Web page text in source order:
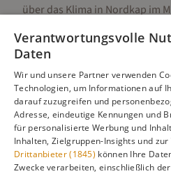
über das Klima in Nordkap im
Unterschieden, Aktivitäten und
Alle Infos zur besten
Verantwortungsvolle
Daten
Wir und unsere Partner verwenden
Technologien, um Informationen auf
darauf zuzugreifen und
Adresse, eindeutige Kennungen und
für personalisierte Werbung und
Inhalten, Zielgruppen-Insights und
Drittanbieter (1845) können Ihre
Zwecke verarbeiten, einschließlich